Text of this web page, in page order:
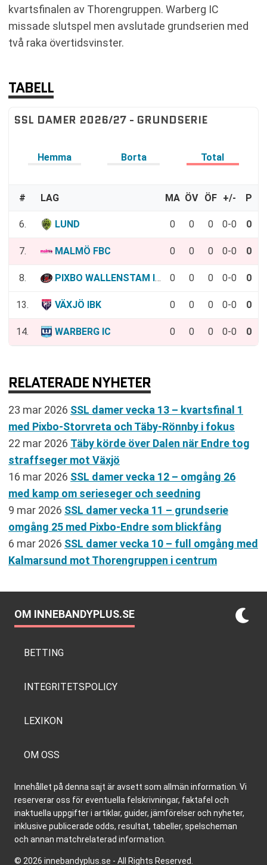
kvartsfinalen av Thorengruppen. Warberg IC
missade slutspel men avslutade grundserien med
två raka övertidsvinster.
TABELL
SSL DAMER 2026/27 - GRUNDSERIE
Hemma Borta Total
# LAG MA ÖV ÖF +/- P
6. LUND 0 0 0 0-0 0
7. MALMÖ FBC 0 0 0 0-0 0
8. PIXBO WALLENSTAM IBK 0 0 0 0-0 0
13. VÄXJÖ IBK 0 0 0 0-0 0
14. WARBERG IC 0 0 0 0-0 0
RELATERADE NYHETER
23 mar 2026 SSL damer vecka 13 – kvartsfinal 1
med Pixbo-Storvreta och Täby-Rönnby i fokus
22 mar 2026 Täby körde över Dalen när Endre tog
straffseger mot Växjö
16 mar 2026 SSL damer vecka 12 – omgång 26
med kamp om serieseger och seedning
9 mar 2026 SSL damer vecka 11 – grundserie
omgång 25 med Pixbo-Endre som blickfång
6 mar 2026 SSL damer vecka 10 – full omgång med
Kalmarsund mot Thorengruppen i centrum
OM INNEBANDYPLUS.SE
BETTING
INTEGRITETSPOLICY
LEXIKON
OM OSS
Innehållet på denna sajt är avsett som allmän information. Vi
reserverar oss för eventuella felskrivningar, faktafel och
inaktuella uppgifter i artiklar, guider, jämförelser och nyheter,
inklusive publicerade odds, resultat, tabeller, spelscheman
och annan matchrelaterad information.
© 2026 innebandyplus.se - All Rights Reserved.